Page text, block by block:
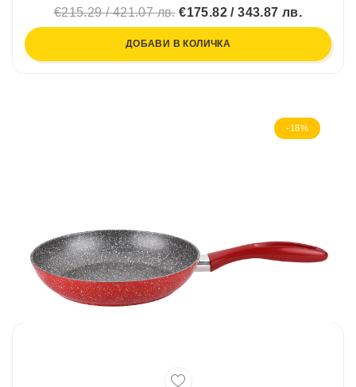
€215.29 / 421.07 лв.€175.82 / 343.87 лв.
ДОБАВИ В КОЛИЧКА
-18%